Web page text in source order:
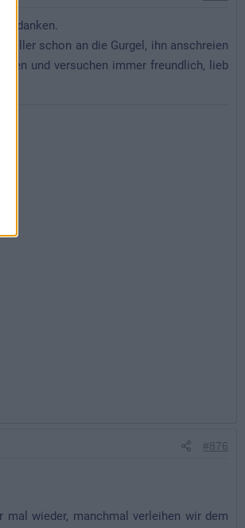
schon an die Gurgel, ihn anschreien
und versuchen immer freundlich, lieb
#876
wieder, manchmal verleihen wir dem